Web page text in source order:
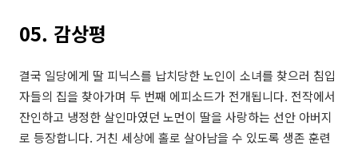
05. 감상평
결국 일당에게 딸 피닉스를 납치당한 노인이 소녀를 찾으러 침입
자들의 집을 찾아가며 두 번째 에피소드가 전개됩니다. 전작에서
잔인하고 냉정한 살인마였던 노먼이 딸을 사랑하는 선안 아버지
로 등장합니다. 거친 세상에 홀로 살아남을 수 있도록 생존 훈련